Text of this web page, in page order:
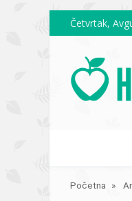
Skip to main content
Četvrtak,
Početna